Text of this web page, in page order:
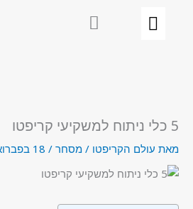
5 כלי ניתוח למשקיעי קריפטו
מאת עולם הקריפטו / מסחר / 18 בפברואר 2024